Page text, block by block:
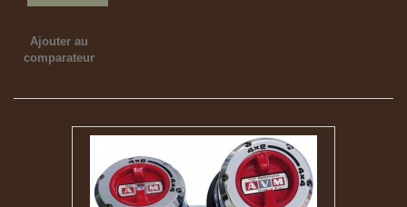
Ajouter au
comparateur